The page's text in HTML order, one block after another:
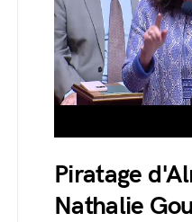
Piratage
Nathalie